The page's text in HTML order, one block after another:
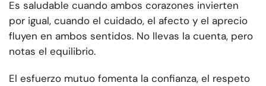
Es saludable cuando ambos corazones invierten
por igual, cuando el cuidado, el afecto y el aprecio
fluyen en ambos sentidos. No llevas la cuenta, pero
notas el equilibrio.
El esfuerzo mutuo fomenta la confianza, el respeto